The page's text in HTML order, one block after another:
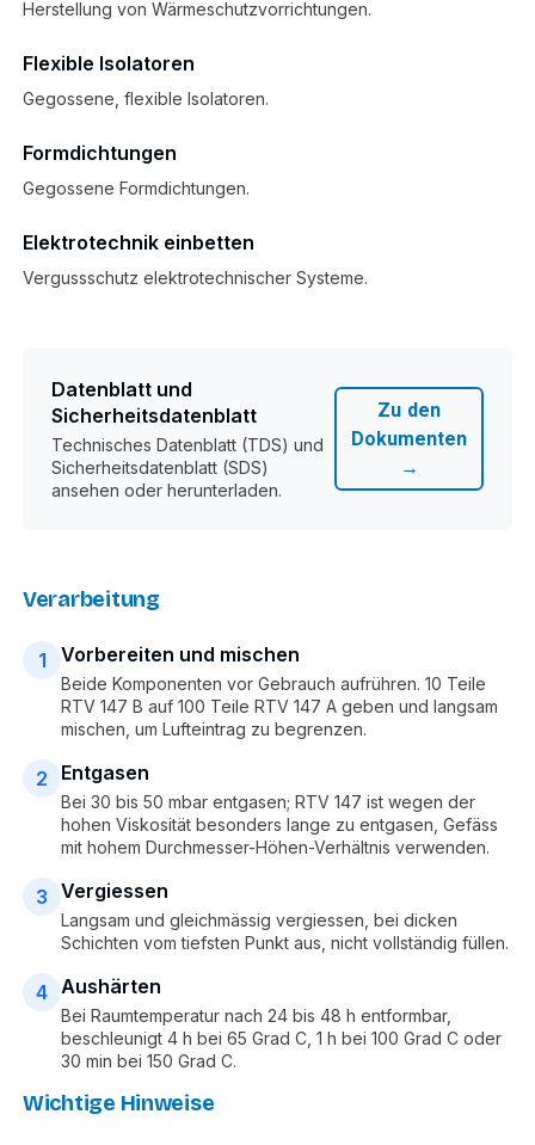
Herstellung von Wärmeschutzvorrichtungen.
Flexible Isolatoren
Gegossene, flexible Isolatoren.
Formdichtungen
Gegossene Formdichtungen.
Elektrotechnik einbetten
Vergussschutz elektrotechnischer Systeme.
Datenblatt und
Sicherheitsdatenblatt
Technisches Datenblatt (TDS) und
Sicherheitsdatenblatt (SDS)
ansehen oder herunterladen.
Zu den
Dokumenten
→
Verarbeitung
1 Vorbereiten und mischen
Beide Komponenten vor Gebrauch aufrühren. 10 Teile
RTV 147 B auf 100 Teile RTV 147 A geben und langsam
mischen, um Lufteintrag zu begrenzen.
2 Entgasen
Bei 30 bis 50 mbar entgasen; RTV 147 ist wegen der
hohen Viskosität besonders lange zu entgasen, Gefäss
mit hohem Durchmesser-Höhen-Verhältnis verwenden.
3 Vergiessen
Langsam und gleichmässig vergiessen, bei dicken
Schichten vom tiefsten Punkt aus, nicht vollständig füllen.
4 Aushärten
Bei Raumtemperatur nach 24 bis 48 h entformbar,
beschleunigt 4 h bei 65 Grad C, 1 h bei 100 Grad C oder
30 min bei 150 Grad C.
Wichtige Hinweise